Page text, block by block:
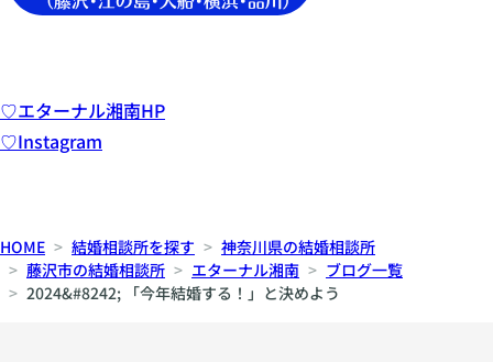
♡エターナル湘南HP
♡Instagram
HOME 結婚相談所を探す
神奈川県の結婚相談所
藤沢市の結婚相談所
エターナル湘南
ブログ一覧
2024&#8242; 「今年結婚する！」と決めよう